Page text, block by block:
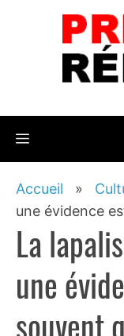
Menu
Accueil »
une évidence
La
une
souvent